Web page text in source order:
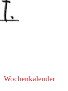
Wochenkalender